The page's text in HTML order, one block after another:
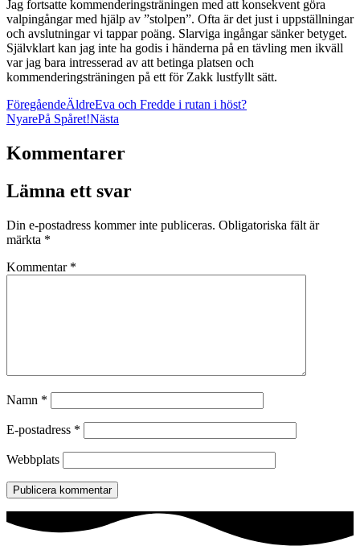
Jag fortsatte kommenderingsträningen med att konsekvent göra
valpingångar med hjälp av ”stolpen”. Ofta är det just i uppställningar
och avslutningar vi tappar poäng. Slarviga ingångar sänker betyget.
Självklart kan jag inte ha godis i händerna på en tävling men ikväll
var jag bara intresserad av att betinga platsen och
kommenderingsträningen på ett för Zakk lustfyllt sätt.
FöregåendeÄldreEva och Fredde i rutan i höst?
NyarePå Spåret!Nästa
Kommentarer
Lämna ett svar
Din e-postadress kommer inte publiceras. Obligatoriska fält är
märkta *
Kommentar *
Namn *
E-postadress *
Webbplats